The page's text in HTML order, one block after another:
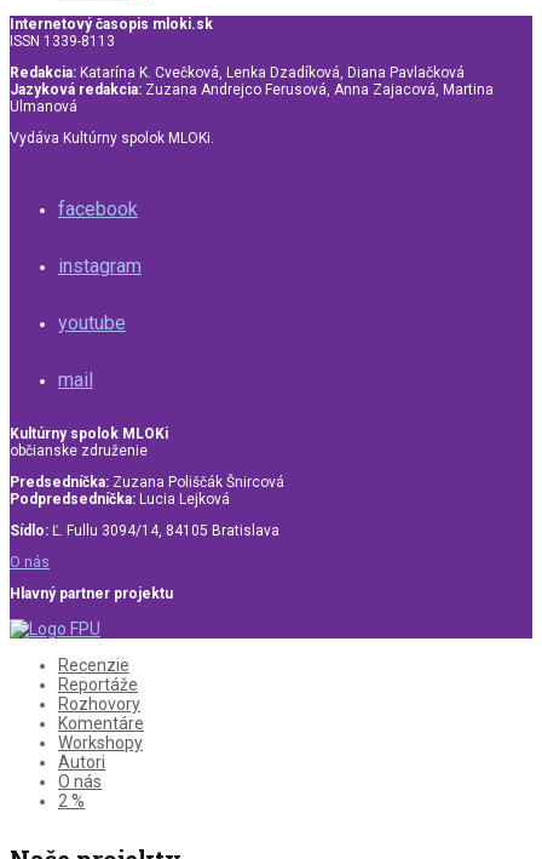
Internetový časopis mloki.sk
ISSN 1339-8113
Redakcia: Katarína K. Cvečková, Lenka Dzadíková, Diana Pavlačková
Jazyková redakcia: Zuzana Andrejco Ferusová, Anna Zajacová, Martina
Ulmanová
Vydáva Kultúrny spolok MLOKi.
facebook
instagram
youtube
mail
Kultúrny spolok MLOKi
občianske združenie
Predsedníčka: Zuzana Poliščák Šnircová
Podpredsedníčka: Lucia Lejková
Sídlo: Ľ. Fullu 3094/14, 84105 Bratislava
O nás
Hlavný partner projektu
Recenzie
Reportáže
Rozhovory
Komentáre
Workshopy
Autori
O nás
2 %